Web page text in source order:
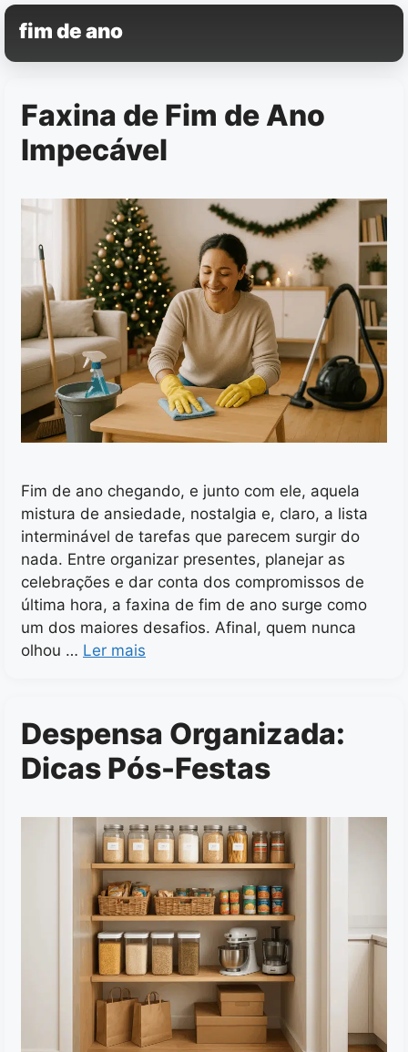
Pular
para
o
fim de ano
Faxina de Fim de Ano
Impecável
Fim de ano chegando, e junto com ele, aquela
mistura de ansiedade, nostalgia e, claro, a lista
interminável de tarefas que parecem surgir do
nada. Entre organizar presentes, planejar as
celebrações e dar conta dos compromissos de
última hora, a faxina de fim de ano surge como
um dos maiores desafios. Afinal, quem nunca
olhou … Ler mais
Despensa Organizada:
Dicas Pós-Festas